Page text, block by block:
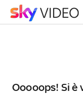
Ooooops! Si